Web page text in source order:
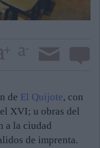
de El Quijote, con
XVI; u obras del
a la ciudad
de imprenta.